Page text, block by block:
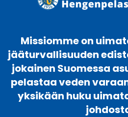
Missiomme on
jääturvallisuuden
jokainen Suomessa
pelastaa veden
yksikään huku